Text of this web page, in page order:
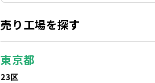
売り工場を探す
東京都
23区